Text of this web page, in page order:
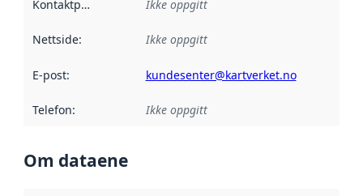
Kontaktpunkt Ikke oppgitt
Nettside: Ikke oppgitt
E-post: kundesenter@kartverket.no
Telefon: Ikke oppgitt
Om dataene